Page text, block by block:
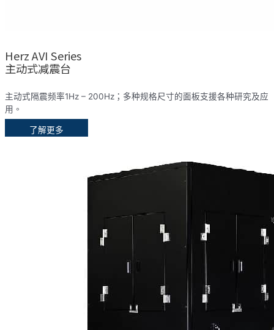
Herz AVI Series
主动式减震台
主动式隔震频率1Hz – 200Hz；多种规格尺寸的面板支援各种研究及应
用。
了解更多